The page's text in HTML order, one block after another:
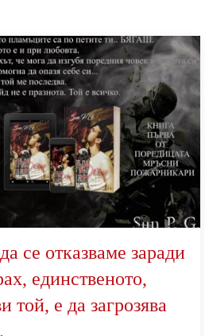
се отказваме заради
единственото,
той, е да загрозява